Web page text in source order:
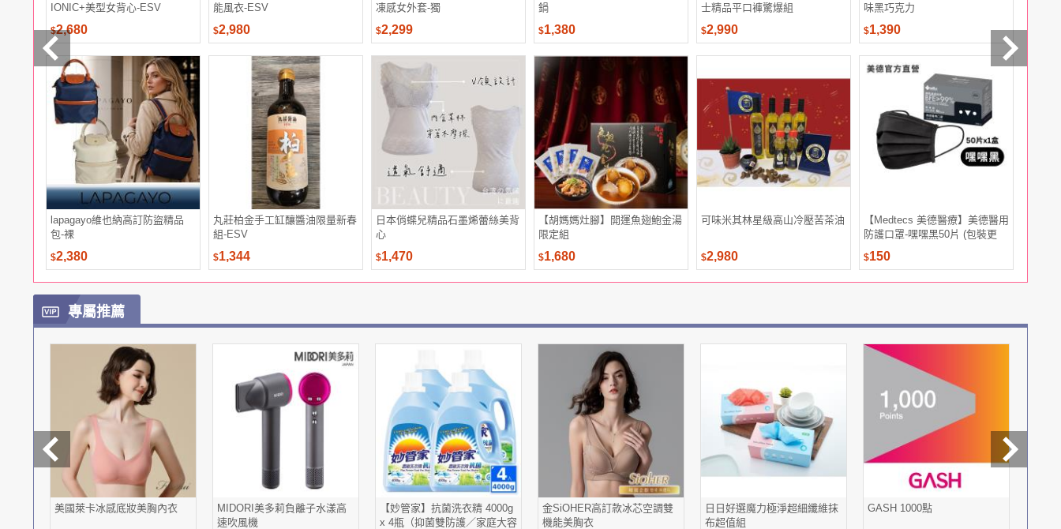
IONIC+美型女背心-ESV
$2,680
能風衣-ESV
$2,980
凍感女外套-獨
$2,299
鍋
$1,380
士精品平口褲驚爆組
$2,990
味黑巧克力
$1,390
lapagayo維也納高訂防盜精品
包-裸
$2,380
丸莊柏金手工缸釀醬油限量新春
組-ESV
$1,344
日本俏蝶兒精品石墨烯蕾絲美背
心
$1,470
【胡媽媽灶腳】開運魚翅鮑金湯
限定組
$1,680
可味米其林星級高山冷壓苦茶油
$2,980
【Medtecs 美德醫療】美德醫用
防護口罩-嘿嘿黑50片 (包裝更
替，隨機出貨)
$150
$798
專屬推薦
美國萊卡冰感底妝美胸內衣
MIDORI美多莉負離子水漾高
速吹風機
【妙管家】抗菌洗衣精 4000g
x 4瓶（抑菌雙防護／家庭大容
金SiOHER高訂款冰芯空調雙
機能美胸衣
日日好選魔力極淨超細纖維抹
布超值組
GASH 1000點